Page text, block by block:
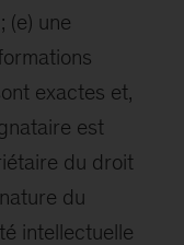
(e) une
exactes et,
est
du droit
du
intellectuelle